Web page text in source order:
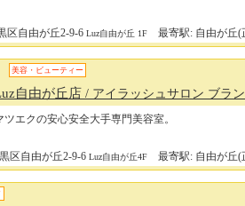
区自由が丘2-9-6 Luz自由が丘 1F 最寄駅: 自由が丘(
美容・ビューティー
自由が丘店 / アイラッシュサロン ブラン
エクの安心安全大手専門美容室。
区自由が丘2-9-6 Luz自由が丘4F 最寄駅: 自由が丘(